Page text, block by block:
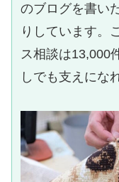
のブログを書い
りしています。
ス相談は13,000
しでも支えにな